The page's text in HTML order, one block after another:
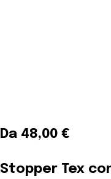
Da 48,00 €
Stopper Tex